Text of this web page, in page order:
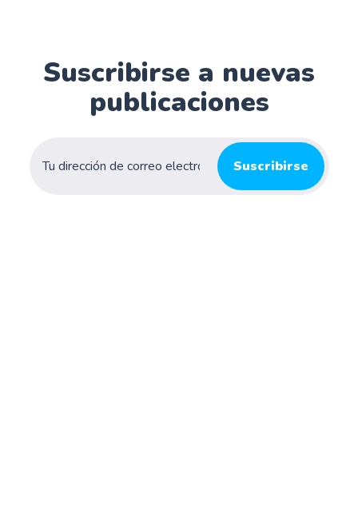
Suscribirse a nuevas
publicaciones
Suscribirse